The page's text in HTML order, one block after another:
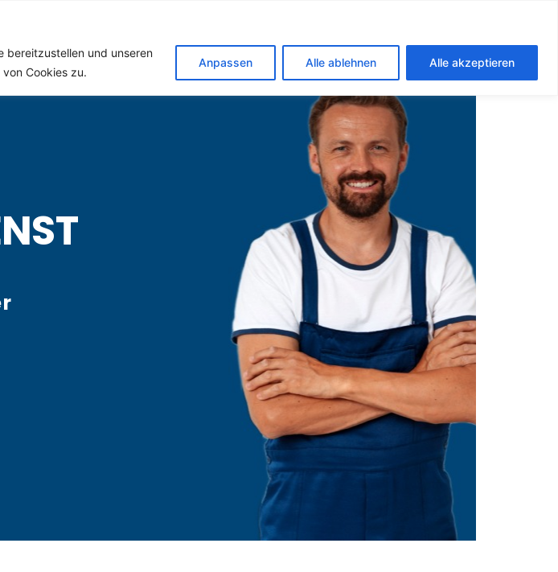
bereitzustellen und unseren
Cookies zu.
Anpassen Alle ablehnen Alle akzeptieren
Toepchin